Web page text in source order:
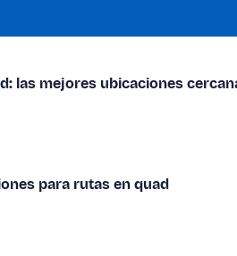
las mejores ubicaciones
para rutas en quad